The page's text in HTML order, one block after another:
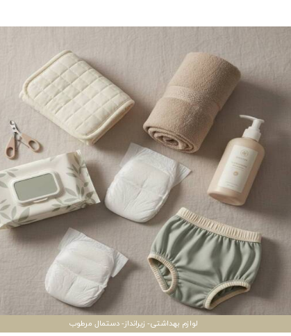
لوازم بهداشتی- زیرانداز- دستمال مرطوب